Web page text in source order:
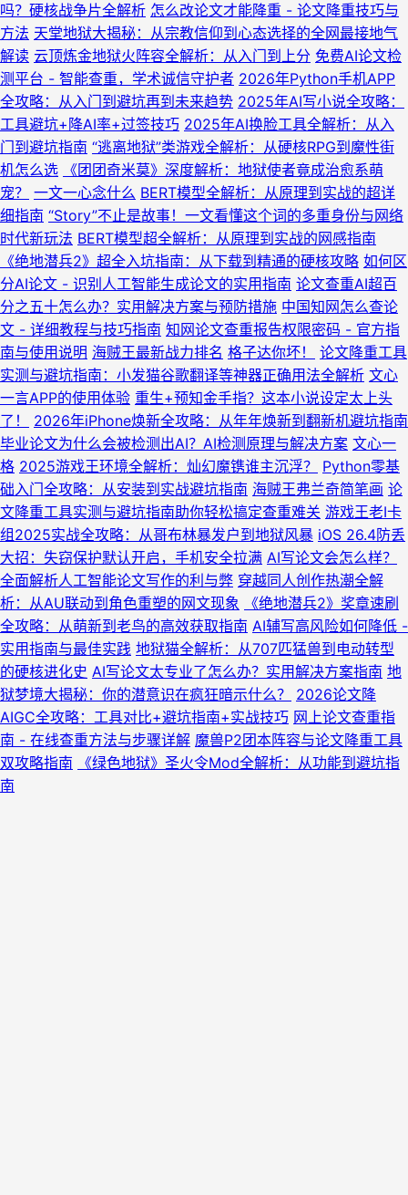
吗？硬核战争片全解析 怎么改论文才能降重 - 论文降重技巧与
方法 天堂地狱大揭秘：从宗教信仰到心态选择的全网最接地气
解读 云顶炼金地狱火阵容全解析：从入门到上分 免费AI论文检
测平台 - 智能查重，学术诚信守护者 2026年Python手机APP
全攻略：从入门到避坑再到未来趋势 2025年AI写小说全攻略：
工具避坑+降AI率+过签技巧 2025年AI换脸工具全解析：从入
门到避坑指南 “逃离地狱”类游戏全解析：从硬核RPG到魔性街
机怎么选
《团团奇米莫》深度解析：地狱使者竟成治愈系萌
宠？
一文一心念什么 BERT模型全解析：从原理到实战的超详
细指南 “Story”不止是故事！一文看懂这个词的多重身份与网络
时代新玩法 BERT模型超全解析：从原理到实战的网感指南
《绝地潜兵2》超全入坑指南：从下载到精通的硬核攻略 如何区
分AI论文 - 识别人工智能生成论文的实用指南 论文查重AI超百
分之五十怎么办？实用解决方案与预防措施 中国知网怎么查论
文 - 详细教程与技巧指南 知网论文查重报告权限密码 - 官方指
南与使用说明 海贼王最新战力排名 格子达你坏！
论文降重工具
实测与避坑指南：小发猫谷歌翻译等神器正确用法全解析 文心
一言APP的使用体验 重生+预知金手指？这本小说设定太上头
了！
2026年iPhone焕新全攻略：从年年焕新到翻新机避坑指南
毕业论文为什么会被检测出AI？AI检测原理与解决方案 文心一
格 2025游戏王环境全解析：灿幻魔镌谁主沉浮？
Python零基
础入门全攻略：从安装到实战避坑指南 海贼王弗兰奇简笔画 论
文降重工具实测与避坑指南助你轻松搞定查重难关 游戏王老I卡
组2025实战全攻略：从哥布林暴发户到地狱风暴 iOS 26.4防丢
大招：失窃保护默认开启，手机安全拉满 AI写论文会怎么样？
全面解析人工智能论文写作的利与弊 穿越同人创作热潮全解
析：从AU联动到角色重塑的网文现象
《绝地潜兵2》奖章速刷
全攻略：从萌新到老鸟的高效获取指南 AI辅写高风险如何降低 -
实用指南与最佳实践 地狱猫全解析：从707匹猛兽到电动转型
的硬核进化史 AI写论文太专业了怎么办？实用解决方案指南 地
狱梦境大揭秘：你的潜意识在疯狂暗示什么？
2026论文降
AIGC全攻略：工具对比+避坑指南+实战技巧 网上论文查重指
南 - 在线查重方法与步骤详解 魔兽P2团本阵容与论文降重工具
双攻略指南
《绿色地狱》圣火令Mod全解析：从功能到避坑指
南